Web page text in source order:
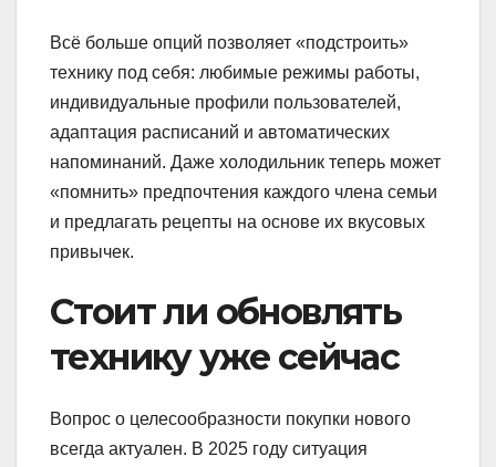
Всё больше опций позволяет «подстроить»
технику под себя: любимые режимы работы,
индивидуальные профили пользователей,
адаптация расписаний и автоматических
напоминаний. Даже холодильник теперь может
«помнить» предпочтения каждого члена семьи
и предлагать рецепты на основе их вкусовых
привычек.
Стоит ли обновлять
технику уже сейчас
Вопрос о целесообразности покупки нового
всегда актуален. В 2025 году ситуация